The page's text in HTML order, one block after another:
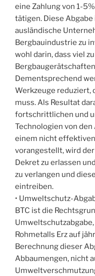
eine Zahlung von 1-
tätigen. Diese
ausländische
Bergbauindustrie zu
wohl darin, dass viel
Dementsprechend
Werkzeuge reduziert,
muss. Als Resultat
fortschrittlichen und
Technologien von
einem nicht
vorangestellt, wird
Dekret zu erlassen
zu verlangen und
eintreiben.
• Umweltschutz-
BTC ist die
Rohmetalls Erz auf
Berechnung dieser
Abbaumengen, nicht